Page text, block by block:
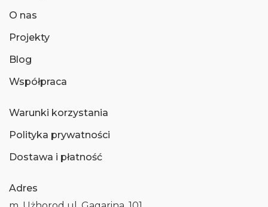
O nas
Projekty
Blog
Współpraca
Warunki korzystania
Polityka prywatności
Dostawa i płatność
Adres